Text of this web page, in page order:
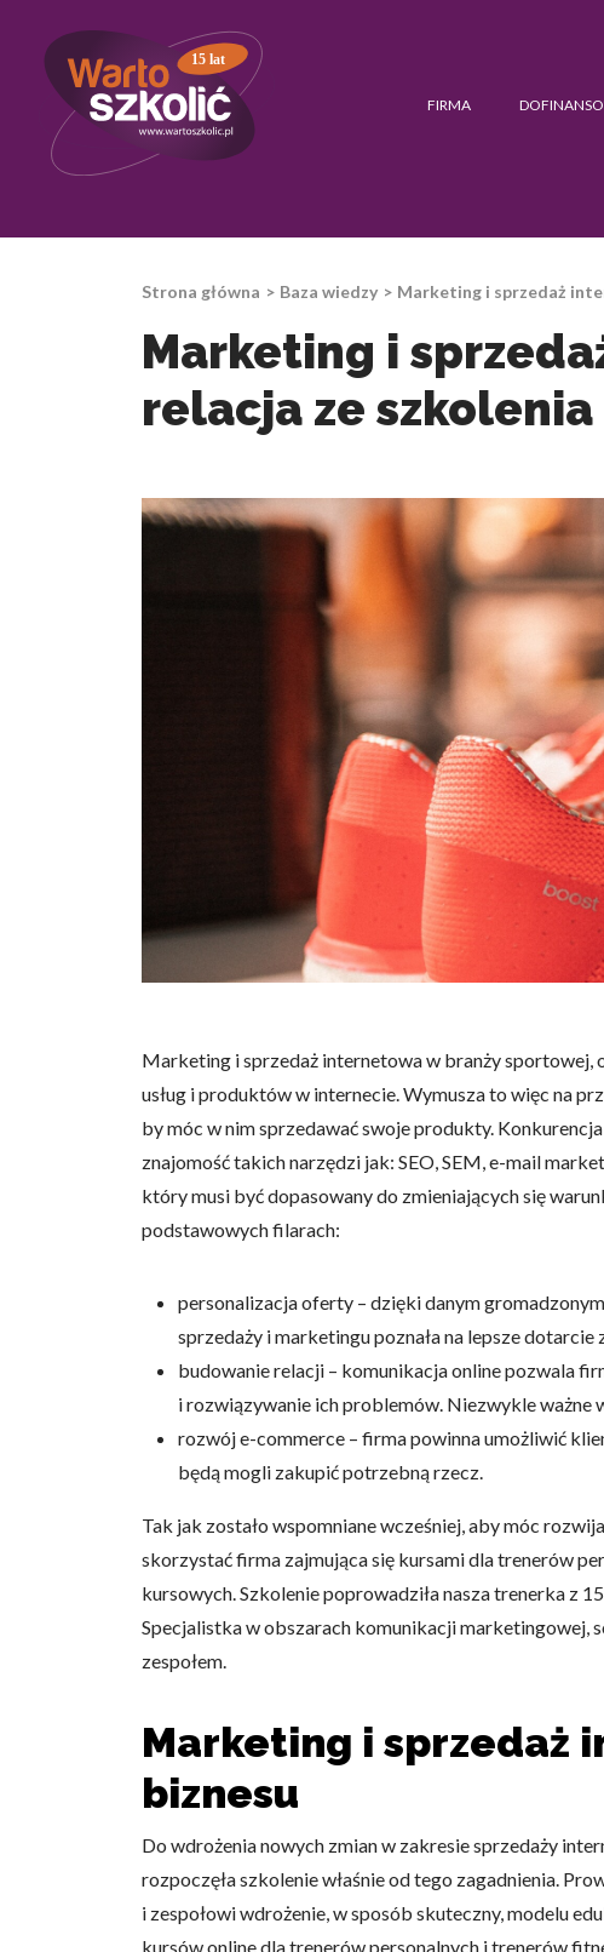
15 lat
FIRMA
Strona główna Baza wiedzy Marketing i sprzedaż
Marketing i
relacja ze szkolenia
Marketing i sprzedaż internetowa w branży sportowej,
usług i produktów w internecie. Wymusza to więc na
by móc w nim sprzedawać swoje produkty.
znajomość takich narzędzi jak: SEO, SEM, e-mail
który musi być dopasowany do zmieniających się
podstawowych filarach:
personalizacja oferty – dzięki danym
sprzedaży i marketingu poznała na lepsze
budowanie relacji – komunikacja online pozwala
i rozwiązywanie ich problemów. Niezwykle ważne
rozwój e-commerce – firma powinna umożliwić
będą mogli zakupić potrzebną rzecz.
Tak jak zostało wspomniane wcześniej, aby móc
skorzystać firma zajmująca się kursami dla trenerów
kursowych. Szkolenie poprowadziła nasza trenerka z
Specjalistka w obszarach komunikacji marketingowej,
zespołem.
Marketing i sprzedaż
biznesu
Do wdrożenia nowych zmian w zakresie sprzedaży
rozpoczęła szkolenie właśnie od tego zagadnienia.
i zespołowi wdrożenie, w sposób skuteczny, modelu
kursów online dla trenerów personalnych i trenerów